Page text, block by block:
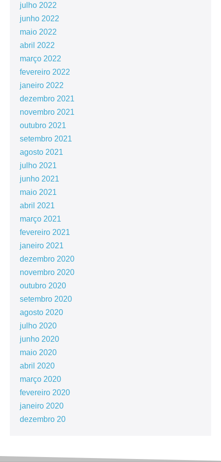
julho 2022
junho 2022
maio 2022
abril 2022
março 2022
fevereiro 2022
janeiro 2022
dezembro 2021
novembro 2021
outubro 2021
setembro 2021
agosto 2021
julho 2021
junho 2021
maio 2021
abril 2021
março 2021
fevereiro 2021
janeiro 2021
dezembro 2020
novembro 2020
outubro 2020
setembro 2020
agosto 2020
julho 2020
junho 2020
maio 2020
abril 2020
março 2020
fevereiro 2020
janeiro 2020
dezembro 20